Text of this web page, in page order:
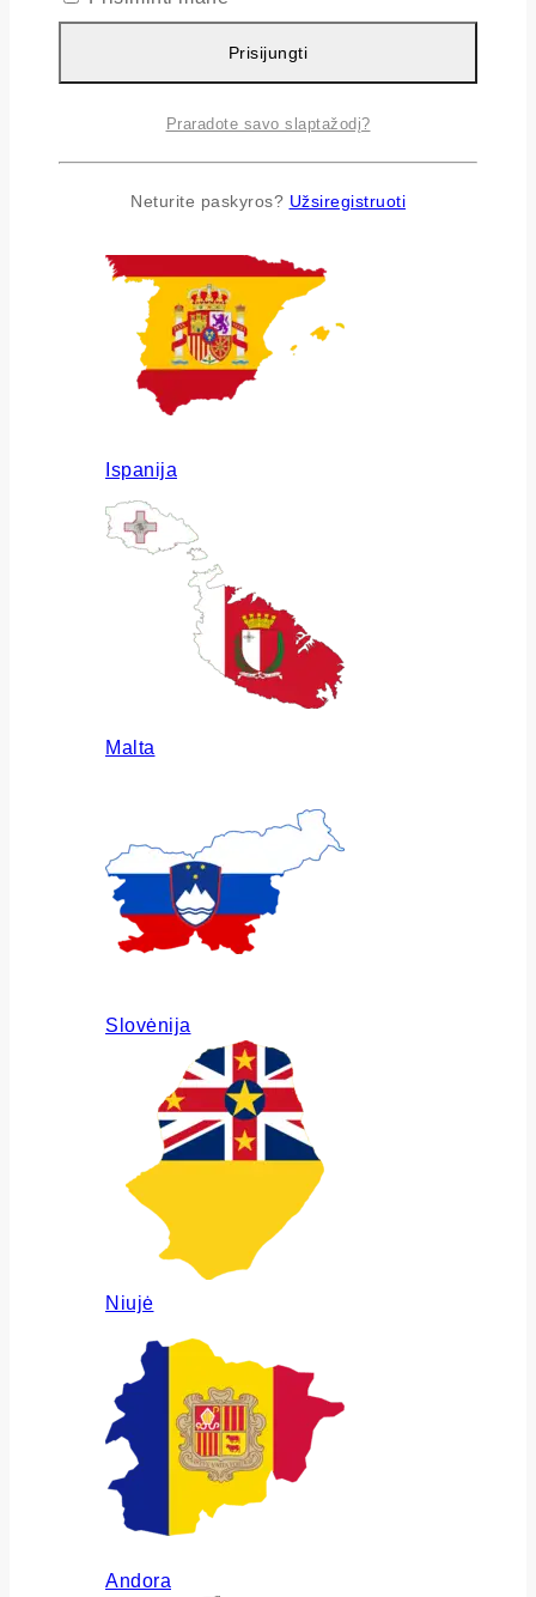
Airija
Ispanija
Malta
Slovėnija
Niujė
Andora
Prisijungti
Praradote savo slaptažodį?
Neturite paskyros? Užsiregistruoti